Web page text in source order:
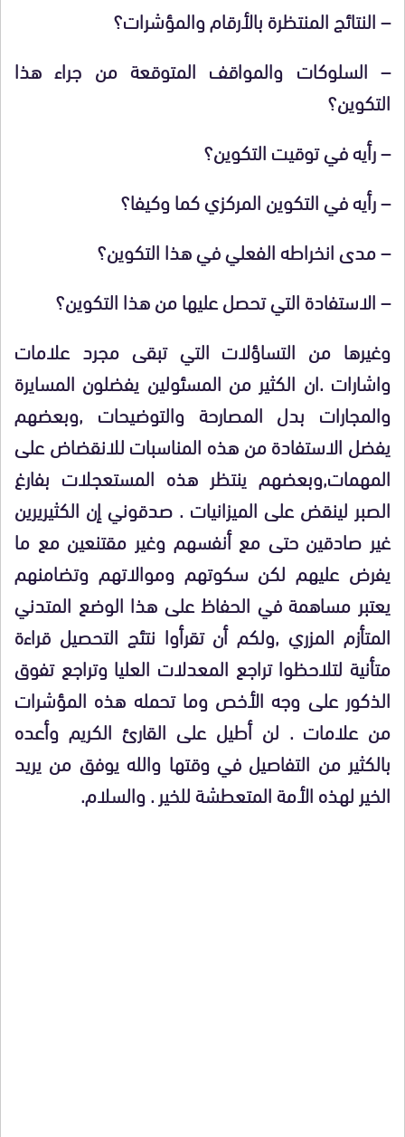
– النتائج المنتظرة بالأرقام والمؤشرات؟
– السلوكات والمواقف المتوقعة من جراء هذا
التكوين؟
– رأيه في توقيت التكوين؟
– رأيه في التكوين المركزي كما وكيفا؟
– مدى انخراطه الفعلي في هذا التكوين؟
– الاستفادة التي تحصل عليها من هذا التكوين؟
وغيرها من التساؤلات التي تبقى مجرد علامات
واشارات .ان الكثير من المسئولين يفضلون المسايرة
والمجارات بدل المصارحة والتوضيحات ,وبعضهم
يفضل الاستفادة من هذه المناسبات للانقضاض على
المهمات,وبعضهم ينتظر هذه المستعجلات بفارغ
الصبر لينقض على الميزانيات . صدقوني إن الكثيريرين
غير صادقين حتى مع أنفسهم وغير مقتنعين مع ما
يفرض عليهم لكن سكوتهم وموالاتهم وتضامنهم
يعتبر مساهمة في الحفاظ على هذا الوضع المتدني
المتأزم المزري ,ولكم أن تقرأوا نتئج التحصيل قراءة
متأنية لتلاحظوا تراجع المعدلات العليا وتراجع تفوق
الذكور على وجه الأخص وما تحمله هذه المؤشرات
من علامات . لن أطيل على القارئ الكريم وأعده
بالكثير من التفاصيل في وقتها والله يوفق من يريد
الخير لهذه الأمة المتعطشة للخير . والسلام.